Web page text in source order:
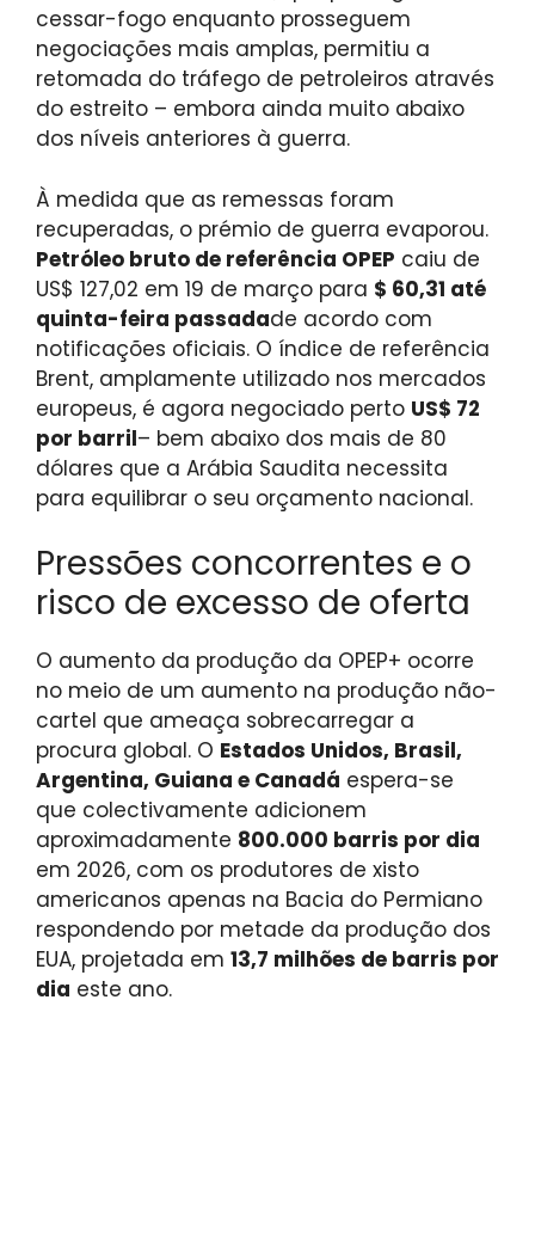
cessar-fogo enquanto prosseguem
negociações mais amplas, permitiu a
retomada do tráfego de petroleiros através
do estreito – embora ainda muito abaixo
dos níveis anteriores à guerra.
À medida que as remessas foram
recuperadas, o prémio de guerra evaporou.
Petróleo bruto de referência OPEP caiu de
US$ 127,02 em 19 de março para $ 60,31 até
quinta-feira passadade acordo com
notificações oficiais. O índice de referência
Brent, amplamente utilizado nos mercados
europeus, é agora negociado perto US$ 72
por barril– bem abaixo dos mais de 80
dólares que a Arábia Saudita necessita
para equilibrar o seu orçamento nacional.
Pressões concorrentes e o
risco de excesso de oferta
O aumento da produção da OPEP+ ocorre
no meio de um aumento na produção não-
cartel que ameaça sobrecarregar a
procura global. O Estados Unidos, Brasil,
Argentina, Guiana e Canadá espera-se
que colectivamente adicionem
aproximadamente 800.000 barris por dia
em 2026, com os produtores de xisto
americanos apenas na Bacia do Permiano
respondendo por metade da produção dos
EUA, projetada em 13,7 milhões de barris por
dia este ano.